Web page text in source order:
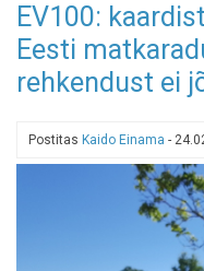
EV100:
Eesti
rehkendust ei
Postitas Kaido Einama -